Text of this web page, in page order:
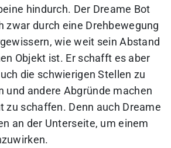
hindurch. Der Dreame Bot
zwar durch eine Drehbewegung
wie weit sein Abstand
Objekt ist. Er schafft es aber
die schwierigen Stellen zu
und andere Abgründe machen
zu schaffen. Denn auch Dreame
an der Unterseite, um einem